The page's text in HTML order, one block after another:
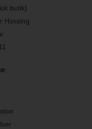
butik)
Hassing